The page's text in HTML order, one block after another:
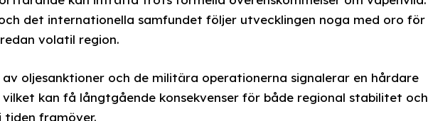
det internationella samfundet följer utvecklingen noga med oro för
volatil region.
av oljesanktioner och de militära operationerna signalerar en hårdare
kan få långtgående konsekvenser för både regional stabilitet och
tiden framöver.